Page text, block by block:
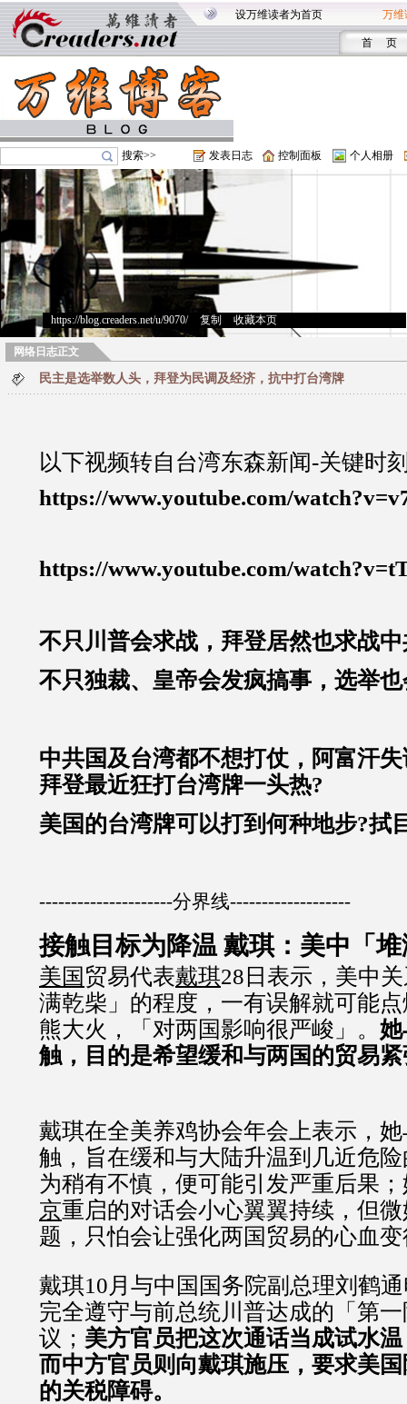
设万维读者为首页 万维
首 页
搜索>> 发表日志 控制面板 个人相册
https://blog.creaders.net/u/9070/> 复制 收藏本页
网络日志正文
民主是选举数人头，拜登为民调及经济，抗中打台湾牌
以下视频转自台湾东森新闻-关键时
https://www.youtube.com/
https://www.youtube.com/
不只川普会求战，拜登居然也求战
不只独裁、皇帝会发疯搞事，选举
中共国及台湾都不想打仗，阿富汗
拜登最近狂打台湾牌一头热?
美国的台湾牌可以打到何种地步?拭
---------------------分界线-------------------
接触目标为降温 戴琪：美中「
美国 贸易代表戴琪28日表示，美中
满乾柴」的程度，一有误解就可能
熊大火，「对两国影响很严峻」。
触，目的是希望缓和与两国的贸易
戴琪在全美养鸡协会年会上表示，
触，旨在缓和与大陆升温到几近危
为稍有不慎，便可能引发严重后果
京重启的对话会小心翼翼持续，但
题，只怕会让强化两国贸易的心血
戴琪10月与中国国务院副总理刘鹤
完全遵守与前总统川普达成的「第
议； 美方官员把这次通话当成试水
而中方官员则向戴琪施压，要求美
的关税障碍。